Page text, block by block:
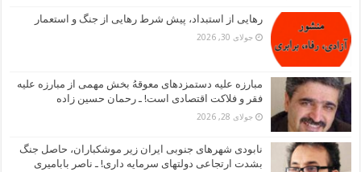
رهایی از استبداد، پیش شرط رهایی از جنگ و استعمار
جولای 30, 2026
مبارزه علیه دستمزدهای معوقهُ بخش مهمی از مبارزه علیه
فقر و فلاکت اقتصادی است! ـ رحمان حسین زاده
جولای 28, 2026
نابودی شهرهای جنوبی ایران زیر موشکباران، حاصل جنگ
بشدت ارتجاعی دولتهای سرمایه داری! ـ ناصر بابامیری